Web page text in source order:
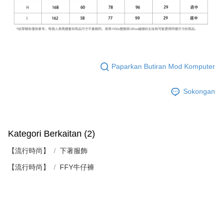
Paparkan Butiran Mod Komputer
Sokongan
Kategori Berkaitan (2)
【流行時尚】 下著服飾
【流行時尚】 FFY牛仔褲